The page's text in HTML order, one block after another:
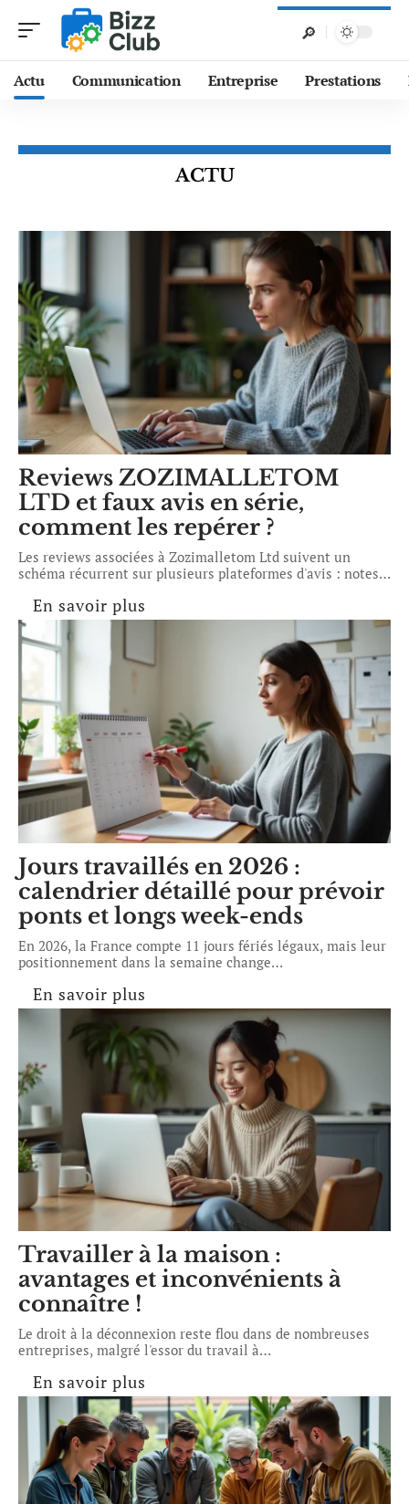
Actu Communication Entreprise Prestations
ACTU
Reviews ZOZIMALLETOM
LTD et faux avis en série,
comment les repérer ?
Les reviews associées à Zozimalletom Ltd suivent un
schéma récurrent sur plusieurs plateformes d'avis : notes…
En savoir plus
Jours travaillés en 2026 :
calendrier détaillé pour prévoir
ponts et longs week-ends
En 2026, la France compte 11 jours fériés légaux, mais leur
positionnement dans la semaine change…
En savoir plus
Travailler à la maison :
avantages et inconvénients à
connaître !
Le droit à la déconnexion reste flou dans de nombreuses
entreprises, malgré l'essor du travail à…
En savoir plus